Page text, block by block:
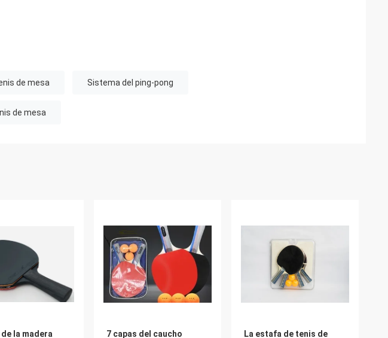
de mesa Sistema del ping-pong
de mesa
la madera
7 capas del caucho
La estafa de tenis de